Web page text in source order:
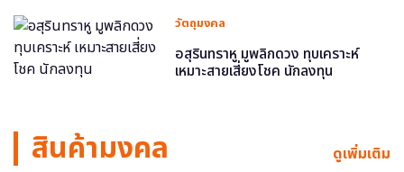
วัตถุมงคล
อสุรินทราหู มูพลิกดวง ทุบเคราะห์
เหมาะสายเสี่ยงโชค นักลงทุน
สินค้ามงคล ดูเพิ่มเติม